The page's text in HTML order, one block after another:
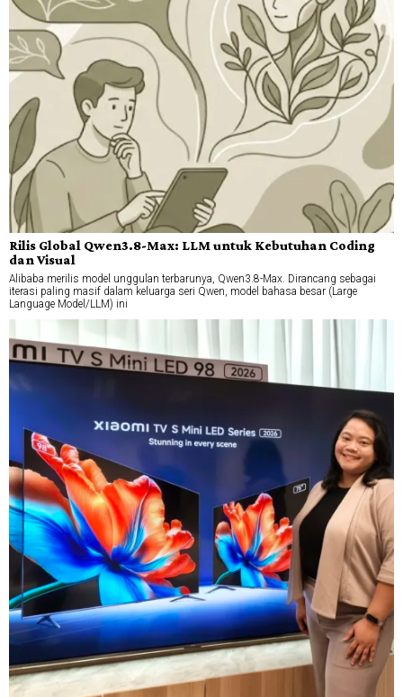
Rilis Global Qwen3.8-Max: LLM untuk Kebutuhan Coding
dan Visual
Alibaba merilis model unggulan terbarunya, Qwen3.8-Max. Dirancang sebagai
iterasi paling masif dalam keluarga seri Qwen, model bahasa besar (Large
Language Model/LLM) ini